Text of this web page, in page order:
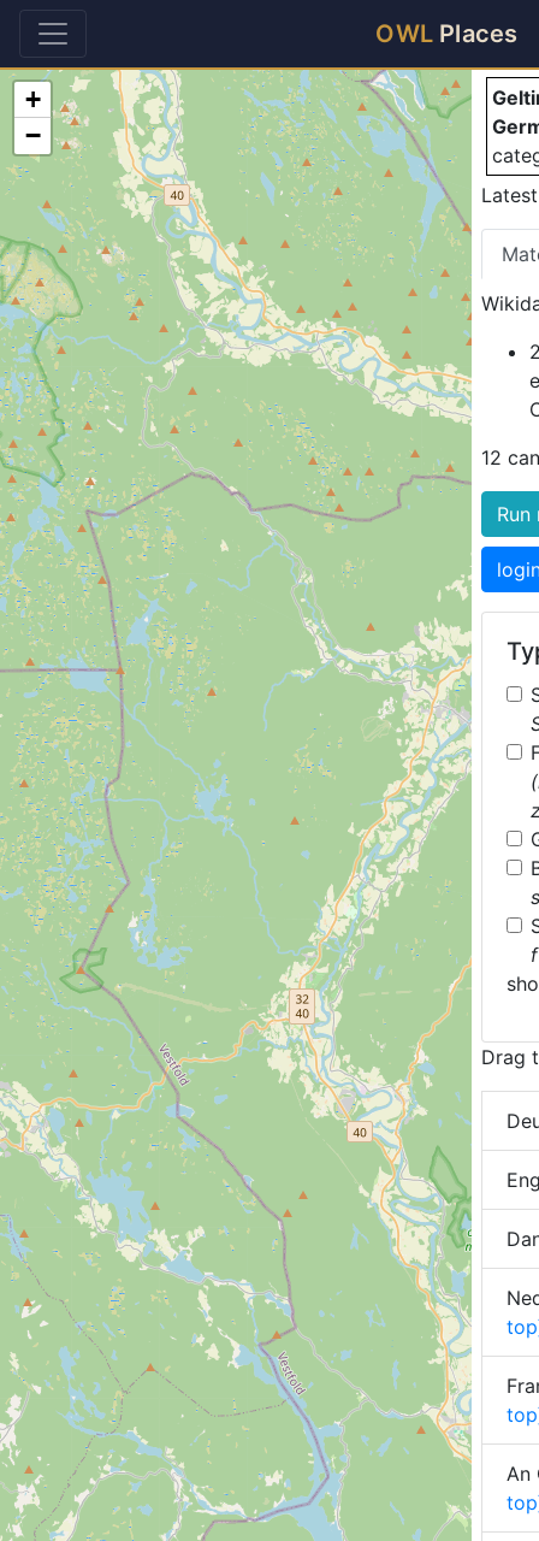
OWL Places
12
Drag
An
+
−